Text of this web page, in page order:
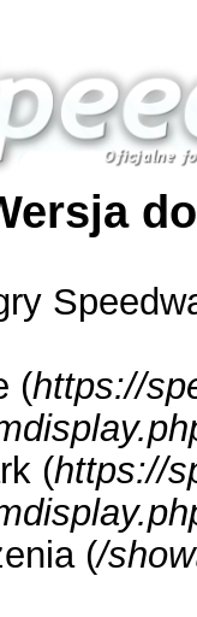
(https://
(https://
(/